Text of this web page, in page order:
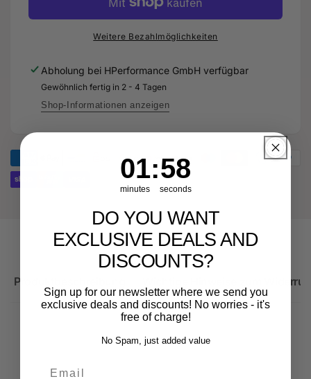
825
613-
für
Audi
RS3
8V0
825
Ersatzteil
für
Audi
Sportback
Weitere Bezahlmöglichkeiten
Abholung bei HPerformance GmbH verfügbar
Gewöhnlich fertig in 2 - 4 Tagen
Shop-Informationen anzeigen
Produktbeschreibung Wichtige Hinweise zum
Countdown ends in:
1
01
minutes
: 57
57
seconds
DO YOU WANT
EXCLUSIVE DEALS AND
DISCOUNTS?
Sign up for our newsletter where we send you
exclusive deals and discounts! No worries - it's
free of charge!
No Spam, just added value